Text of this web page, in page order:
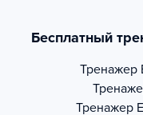
Бесплатный
Тренажер
Тренажер